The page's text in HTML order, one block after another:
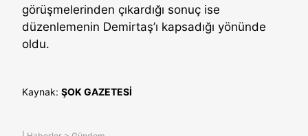
görüşmelerinden çıkardığı sonuç ise
düzenlemenin Demirtaş’ı kapsadığı yönünde
oldu.
Kaynak: ŞOK GAZETESİ